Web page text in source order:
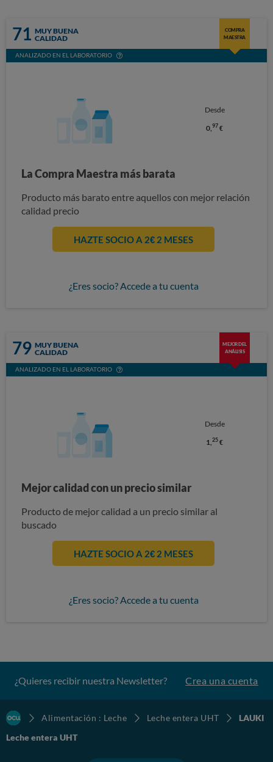
71 MUY BUENA
CALIDAD
COMPRA
MAESTRA
ANALIZADO EN EL LABORATORIO
Desde
0,97 €
La Compra Maestra más barata
Producto más barato entre aquellos con mejor relación
calidad precio
HAZTE SOCIO A 2€ 2 MESES
¿Eres socio? Accede a tu cuenta
79 MUY BUENA
CALIDAD
MEJOR DEL
ANÁLISIS
ANALIZADO EN EL LABORATORIO
Desde
1,25 €
Mejor calidad con un precio similar
Producto de mejor calidad a un precio similar al
buscado
HAZTE SOCIO A 2€ 2 MESES
¿Eres socio? Accede a tu cuenta
¿Quieres recibir nuestra Newsletter? Crea una cuenta
Alimentación : Leche Leche entera UHT
LAUKI
Leche entera UHT